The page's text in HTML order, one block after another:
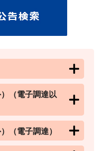
（電子調達以
（電子調達）